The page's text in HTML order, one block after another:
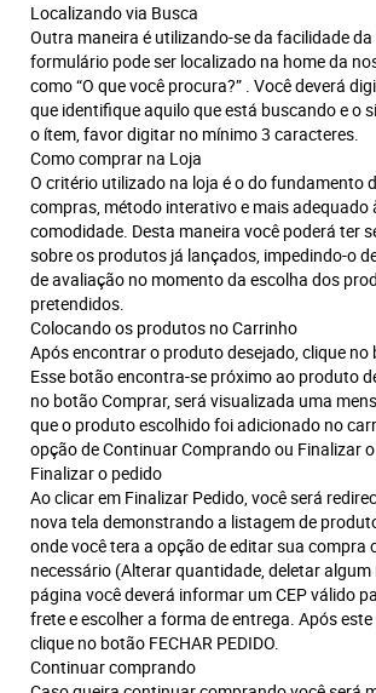
Localizando via Busca
Outra maneira é utilizando-se da facilidade
formulário pode ser localizado na home da
como “O que você procura?” . Você deverá
que identifique aquilo que está buscando e o
o ítem, favor digitar no mínimo 3 caracteres.
Como comprar na Loja
O critério utilizado na loja é o do fundamento
compras, método interativo e mais adequado
comodidade. Desta maneira você poderá ter
sobre os produtos já lançados, impedindo-o
de avaliação no momento da escolha dos
pretendidos.
Colocando os produtos no Carrinho
Após encontrar o produto desejado, clique no
Esse botão encontra-se próximo ao produto
no botão Comprar, será visualizada uma
que o produto escolhido foi adicionado no
opção de Continuar Comprando ou Finalizar
Finalizar o pedido
Ao clicar em Finalizar Pedido, você será
nova tela demonstrando a listagem de
onde você tera a opção de editar sua compra
necessário (Alterar quantidade, deletar
página você deverá informar um CEP válido
frete e escolher a forma de entrega. Após
clique no botão FECHAR PEDIDO.
Continuar comprando